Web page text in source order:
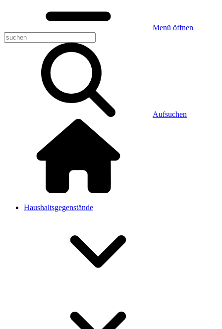
Menü öffnen
Aufsuchen
Haushaltsgegenstände